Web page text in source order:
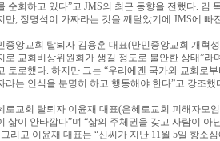
순회하고 있다”고 JMS의 최근 동향을 전했다. 김
만, 정명석이 가짜라는 것을 깨달았기에 JMS에 빠
중앙교회 탈퇴자 김용훈 대표(만민중앙교회 개혁
로 교회비상위원회가 생길 정도로 불안한 상태”라
토로했다. 하지만 그는 “우리에겐 국가와 교회로
라는 인식을 분명히 하고 행동해야 한다”고 강조했
로교회 탈퇴자 이윤재 대표(은혜로교회 피해자모임
삶이 안타깝다”며 “삶의 주체권을 갖고 사람이 아
그리고 이윤재 대표는 “신씨가 지난 11월 5일 항소